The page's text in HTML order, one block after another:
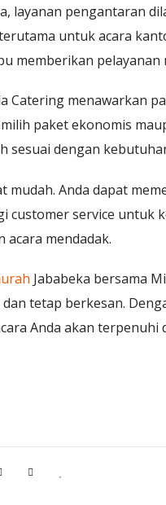
layanan pengantaran
untuk acara
memberikan
Catering menawarkan
paket ekonomis
sesuai dengan
mudah. Anda dapat
customer service untuk
mendadak.
Jababeka bersama
tetap berkesan.
Anda akan terpenuhi